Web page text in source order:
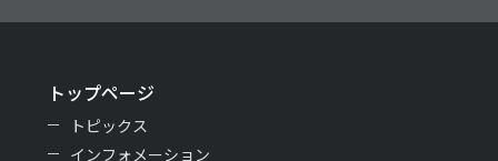
トップページ
トピックス
インフォメーション